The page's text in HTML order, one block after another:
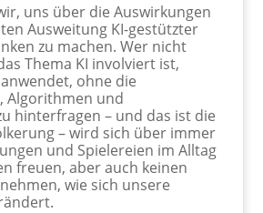
uns über die Auswirkungen
Ausweitung KI-gestützter
zu machen. Wer nicht
Thema KI involviert ist,
ohne die
Algorithmen und
hinterfragen – und das ist die
– wird sich über immer
und Spielereien im Alltag
freuen, aber auch keinen
wie sich unsere